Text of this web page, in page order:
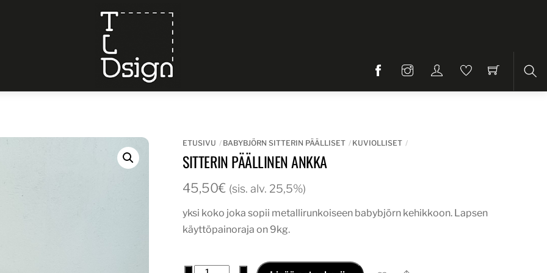
ETUSIVU BABYBJÖRN SITTERIN PÄÄLLISET KUVIOLLISET
SITTERIN PÄÄLLINEN ANKKA
45,50€ (sis. alv. 25,5%)
yksi koko joka sopii metallirunkoiseen babybjörn kehikkoon. Lapsen
käyttöpainoraja on 9kg.